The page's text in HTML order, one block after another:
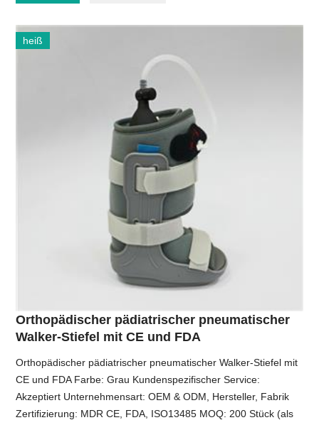
heiß
Orthopädischer pädiatrischer pneumatischer
Walker-Stiefel mit CE und FDA
Orthopädischer pädiatrischer pneumatischer Walker-Stiefel mit
CE und FDA Farbe: Grau Kundenspezifischer Service:
Akzeptiert Unternehmensart: OEM & ODM, Hersteller, Fabrik
Zertifizierung: MDR CE, FDA, ISO13485 MOQ: 200 Stück (als